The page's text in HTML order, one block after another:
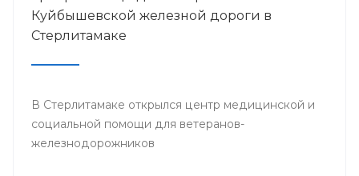
Куйбышевской железной дороги в
Стерлитамаке
В Стерлитамаке открылся центр медицинской и
социальной помощи для ветеранов-
железнодорожников